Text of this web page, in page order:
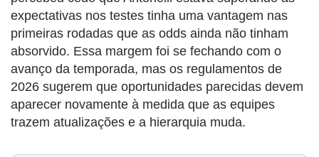
expectativas nos testes tinha uma vantagem nas
primeiras rodadas que as odds ainda não tinham
absorvido. Essa margem foi se fechando com o
avanço da temporada, mas os regulamentos de
2026 sugerem que oportunidades parecidas devem
aparecer novamente à medida que as equipes
trazem atualizações e a hierarquia muda.